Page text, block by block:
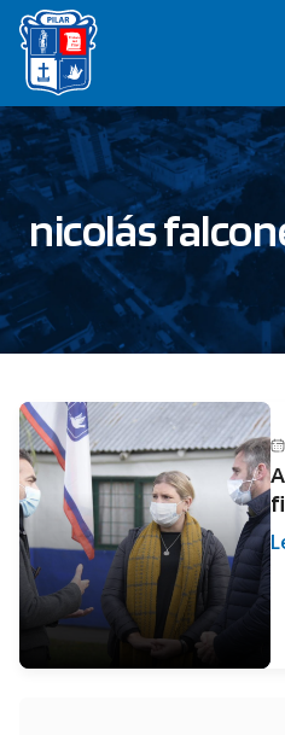
Saltar
contenido
nicolás